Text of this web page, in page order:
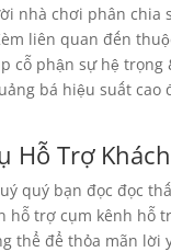
nhà chơi phân
liên quan đến
cỗ phận sự hệ
bá hiệu suất cao
Hỗ Trợ
quý bạn đọc đọc
hỗ trợ cụm kênh hỗ
thể để thỏa mãn